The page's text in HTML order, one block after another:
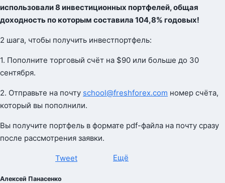
использовали 8 инвестиционных портфелей, общая
доходность по которым составила 104,8% годовых!
2 шага, чтобы получить инвестпортфель:
1. Пополните торговый счёт на $90 или больше до 30
сентября.
2. Отправьте на почту school@freshforex.com номер счёта,
который вы пополнили.
Вы получите портфель в формате pdf-файла на почту сразу
после рассмотрения заявки.
Tweet Ещё
Алексей Панасенко